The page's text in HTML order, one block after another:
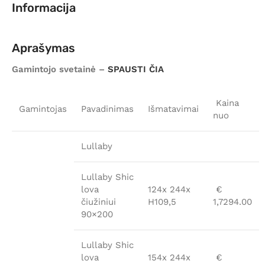
Informacija
Aprašymas
Gamintojo svetainė – SPAUSTI ČIA
Gamintojas Pavadinimas Išmatavimai
Kaina
nuo
Lullaby
Lullaby Shic
lova
čiužiniui
90×200
124x 244x
H109,5
€
1,7294.00
Lullaby Shic
lova
154x 244x
€